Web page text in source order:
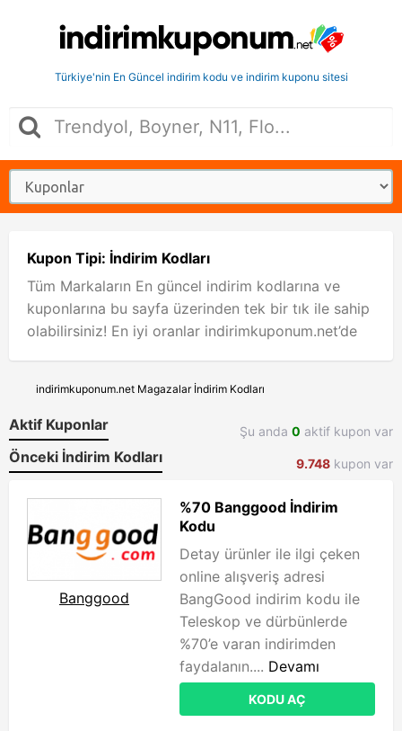
Türkiye'nin En Güncel indirim kodu ve indirim kuponu sitesi
Kupon Tipi: İndirim Kodları
Tüm Markaların En güncel indirim kodlarına ve
kuponlarına bu sayfa üzerinden tek bir tık ile sahip
olabilirsiniz! En iyi oranlar indirimkuponum.net’de
indirimkuponum.net Magazalar İndirim Kodları
Aktif Kuponlar Şu anda 0 aktif kupon var
Önceki İndirim Kodları 9.748 kupon var
Banggood
%70 Banggood İndirim
Kodu
Detay ürünler ile ilgi çeken
online alışveriş adresi
BangGood indirim kodu ile
Teleskop ve dürbünlerde
%70’e varan indirimden
faydalanın.... Devamı
KODU AÇ